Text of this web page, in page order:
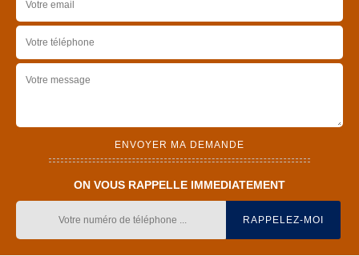
ON VOUS RAPPELLE IMMEDIATEMENT